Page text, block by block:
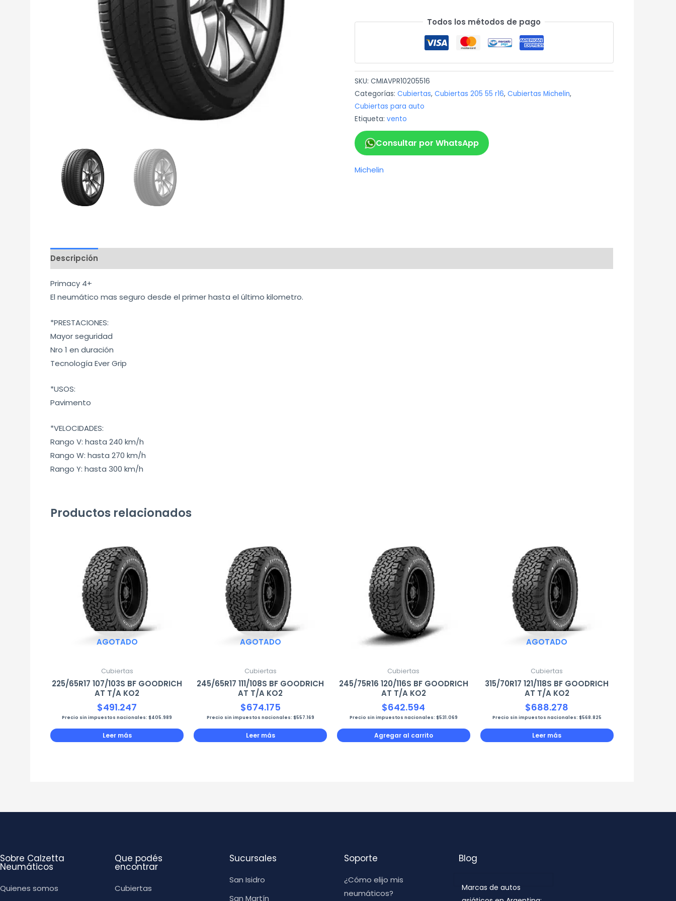
Todos los métodos de pago
SKU: CMIAVPR10205516
Categorías: Cubiertas, Cubiertas 205 55 r16, Cubiertas Michelin,
Cubiertas para auto
Etiqueta: vento
Consultar por WhatsApp
Michelin
Descripción
Primacy 4+
El neumático mas seguro desde el primer hasta el último kilometro.
*PRESTACIONES:
Mayor seguridad
Nro 1 en duración
Tecnología Ever Grip
*USOS:
Pavimento
*VELOCIDADES:
Rango V: hasta 240 km/h
Rango W: hasta 270 km/h
Rango Y: hasta 300 km/h
Productos relacionados
AGOTADO
Cubiertas
225/65R17 107/103S BF GOODRICH
AT T/A KO2
$491.247
Precio sin impuestos nacionales:$405.989
Leer más
AGOTADO
Cubiertas
245/65R17 111/108S BF GOODRICH
AT T/A KO2
$674.175
Precio sin impuestos nacionales: $557.169
Leer más
Cubiertas
245/75R16 120/116S BF GOODRICH
AT T/A KO2
$642.594
Precio sin impuestos nacionales: $531.069
Agregar al carrito
AGOTADO
Cubiertas
315/70R17 121/118S BF GOODRICH
AT T/A KO2
$688.278
Precio sin impuestos nacionales: $568.825
Leer más
Sobre Calzetta
Neumáticos
Quienes somos
Que podés
encontrar
Cubiertas
Sucursales
San Isidro
San Martín
Soporte
¿Cómo elijo mis
neumáticos?
Blog
Marcas de autos